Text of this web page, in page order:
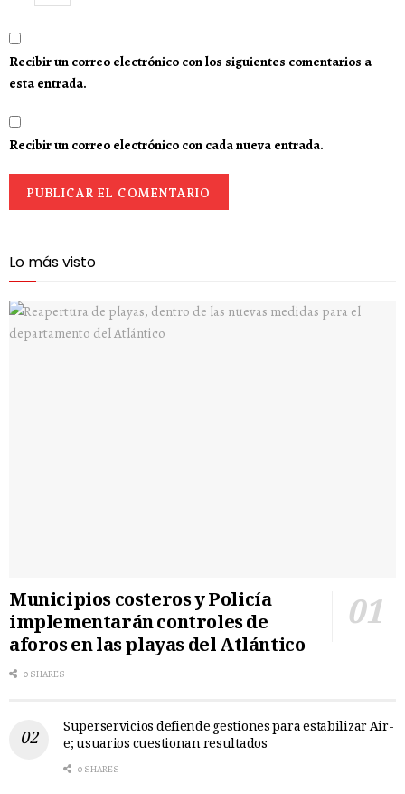
Recibir un correo electrónico con los siguientes comentarios a
esta entrada.
Recibir un correo electrónico con cada nueva entrada.
Lo más visto
Municipios costeros y Policía
implementarán controles de
aforos en las playas del Atlántico
0 SHARES
Superservicios defiende gestiones para estabilizar Air-
e; usuarios cuestionan resultados
0 SHARES